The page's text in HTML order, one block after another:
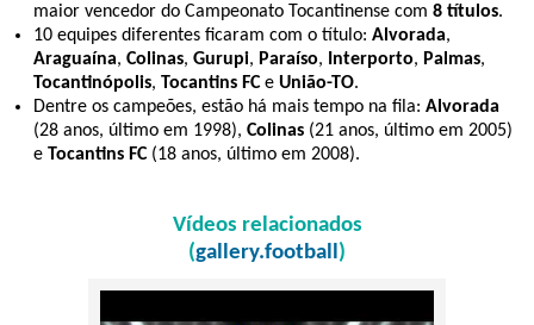
maior vencedor do Campeonato Tocantinense com 8 títulos.
10 equipes diferentes ficaram com o título: Alvorada,
Araguaína, Colinas, Gurupi, Paraíso, Interporto, Palmas,
Tocantinópolis, Tocantins FCe União-TO.
Dentre os campeões, estão há mais tempo na fila: Alvorada
(28 anos, último em 1998), Colinas (21 anos, último em 2005)
e Tocantins FC(18 anos, último em 2008).
Vídeos relacionados
(gallery.football)